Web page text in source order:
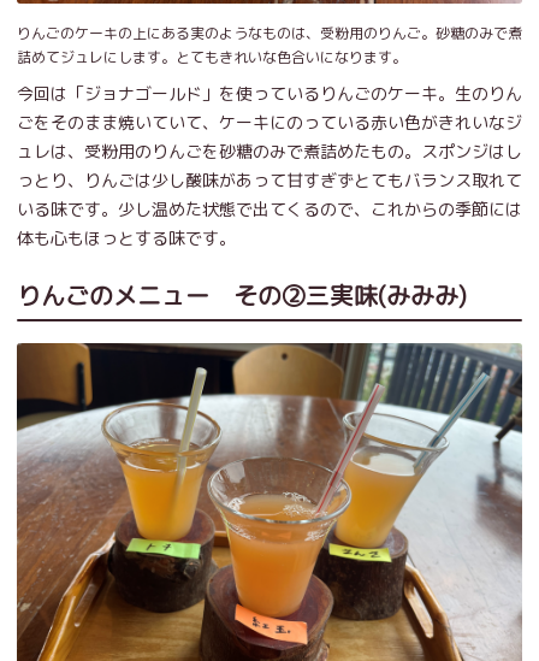
りんごのケーキの上にある実のようなものは、受粉用のりんご。砂糖のみで煮
詰めてジュレにします。とてもきれいな色合いになります。
今回は「ジョナゴールド」を使っているりんごのケーキ。生のりん
ごをそのまま焼いていて、ケーキにのっている赤い色がきれいなジ
ュレは、受粉用のりんごを砂糖のみで煮詰めたもの。スポンジはし
っとり、りんごは少し酸味があって甘すぎずとてもバランス取れて
いる味です。少し温めた状態で出てくるので、これからの季節には
体も心もほっとする味です。
りんごのメニュー その②三実味(みみみ)